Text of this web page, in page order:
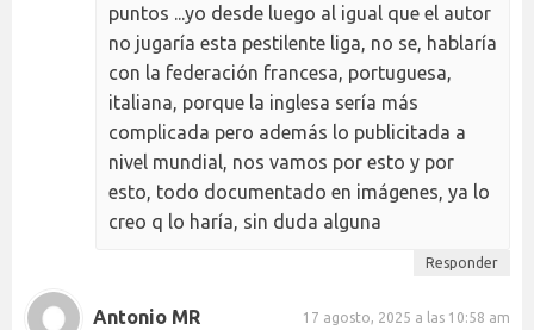
puntos ...yo desde luego al igual que el autor
no jugaría esta pestilente liga, no se, hablaría
con la federación francesa, portuguesa,
italiana, porque la inglesa sería más
complicada pero además lo publicitada a
nivel mundial, nos vamos por esto y por
esto, todo documentado en imágenes, ya lo
creo q lo haría, sin duda alguna
Responder
Antonio MR 17 agosto, 2025 a las 10:58 am